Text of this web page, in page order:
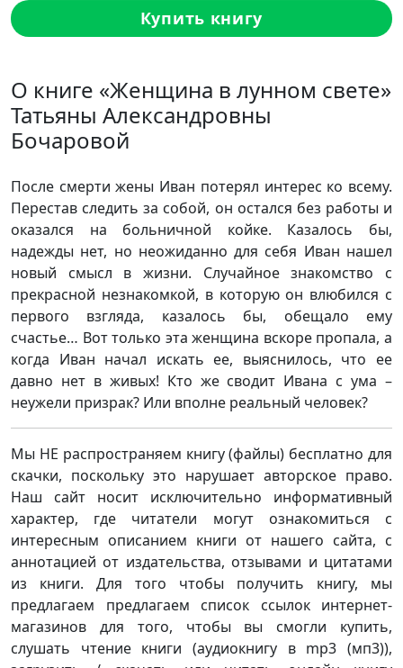
Купить книгу
О книге «Женщина в лунном свете»
Татьяны Александровны
Бочаровой
После смерти жены Иван потерял интерес ко всему.
Перестав следить за собой, он остался без работы и
оказался на больничной койке. Казалось бы,
надежды нет, но неожиданно для себя Иван нашел
новый смысл в жизни. Случайное знакомство с
прекрасной незнакомкой, в которую он влюбился с
первого взгляда, казалось бы, обещало ему
счастье… Вот только эта женщина вскоре пропала, а
когда Иван начал искать ее, выяснилось, что ее
давно нет в живых! Кто же сводит Ивана с ума –
неужели призрак? Или вполне реальный человек?
Мы НЕ распространяем книгу (файлы) бесплатно для
скачки, поскольку это нарушает авторское право.
Наш сайт носит исключительно информативный
характер, где читатели могут ознакомиться с
интересным описанием книги от нашего сайта, с
аннотацией от издательства, отзывами и цитатами
из книги. Для того чтобы получить книгу, мы
предлагаем предлагаем список ссылок интернет-
магазинов для того, чтобы вы смогли купить,
слушать чтение книги (аудиокнигу в mp3 (мп3)),